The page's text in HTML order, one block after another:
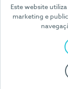
Este website
marketing e